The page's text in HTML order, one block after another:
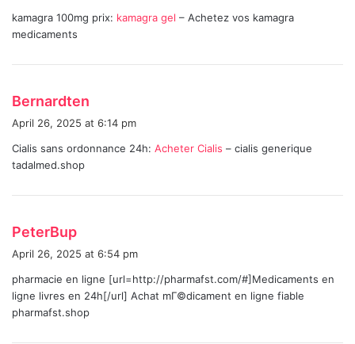
s
kamagra 100mg prix: kamagra gel – Achetez vos kamagra
medicaments
Bernardten
s
April 26, 2025 at 6:14 pm
Cialis sans ordonnance 24h: Acheter Cialis – cialis generique
tadalmed.shop
PeterBup
a
s
:
April 26, 2025 at 6:54 pm
pharmacie en ligne [url=http://pharmafst.com/#]Medicaments en
ligne livres en 24h[/url] Achat mГ©dicament en ligne fiable
pharmafst.shop